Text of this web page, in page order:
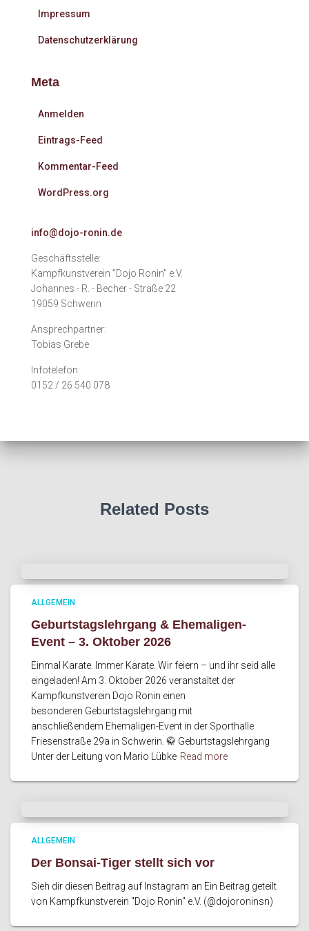
Impressum
Datenschutzerklärung
Meta
Anmelden
Eintrags-Feed
Kommentar-Feed
WordPress.org
info@dojo-ronin.de
Geschäftsstelle:
Kampfkunstverein "Dojo Ronin" e.V.
Johannes - R. - Becher - Straße 22
19059 Schwerin
Ansprechpartner:
Tobias Grebe
Infotelefon:
0152 / 26 540 078
Related Posts
ALLGEMEIN
Geburtstagslehrgang & Ehemaligen-
Event – 3. Oktober 2026
Einmal Karate. Immer Karate. Wir feiern – und ihr seid alle
eingeladen! Am 3. Oktober 2026 veranstaltet der
Kampfkunstverein Dojo Ronin einen
besonderen Geburtstagslehrgang mit
anschließendem Ehemaligen-Event in der Sporthalle
Friesenstraße 29a in Schwerin. 🥋 Geburtstagslehrgang
Unter der Leitung von Mario Lübke Read more
ALLGEMEIN
Der Bonsai-Tiger stellt sich vor
Sieh dir diesen Beitrag auf Instagram an Ein Beitrag geteilt
von Kampfkunstverein "Dojo Ronin" e.V. (@dojoroninsn)